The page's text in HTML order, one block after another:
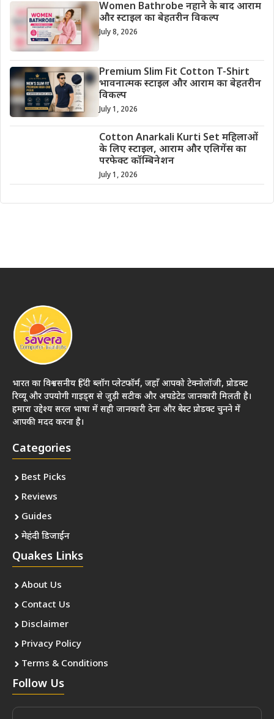
Women Bathrobe नहाने के बाद आराम
और स्टाइल का बेहतरीन विकल्प
July 8, 2026
Premium Slim Fit Cotton T-Shirt
भावनात्मक स्टाइल और आराम का बेहतरीन
विकल्प
July 1, 2026
Cotton Anarkali Kurti Set महिलाओं
के लिए स्टाइल, आराम और एलिगेंस का
परफेक्ट कॉम्बिनेशन
July 1, 2026
भारत का विश्वसनीय हिंदी ब्लॉग प्लेटफॉर्म, जहाँ आपको टेक्नोलॉजी, प्रोडक्ट
रिव्यू और उपयोगी गाइड्स से जुड़ी सटीक और अपडेटेड जानकारी मिलती है।
हमारा उद्देश्य सरल भाषा में सही जानकारी देना और बेस्ट प्रोडक्ट चुनने में
आपकी मदद करना है।
Categories
Best Picks
Reviews
Guides
मेहंदी डिजाईन
Quakes Links
About Us
Contact Us
Disclaimer
Privacy Policy
Terms & Conditions
Follow Us